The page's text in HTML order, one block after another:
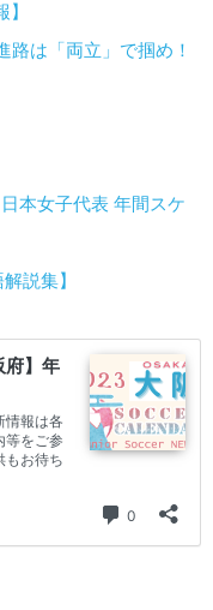
路は「両立」で掴め！
本女子代表 年間スケ
説集】